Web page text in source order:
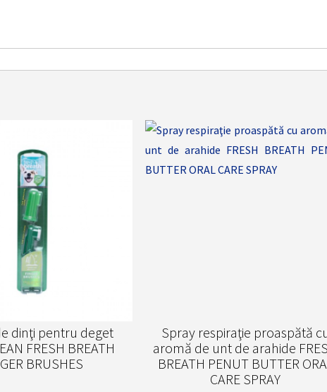
dinţi pentru deget
FRESH BREATH
BRUSHES
Spray respiraţie proaspătă
aromă de unt de arahide
BREATH PENUT BUTTER
CARE SPRAY